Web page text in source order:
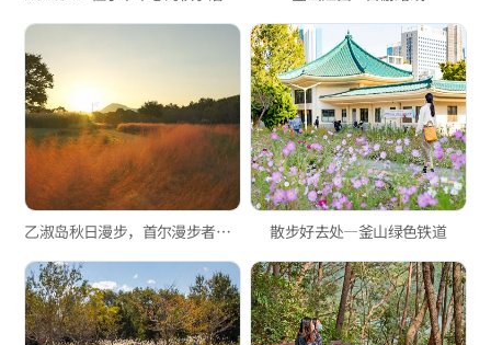
乙淑岛秋日漫步，首尔漫步者的釜山旅行 散步好去处—釜山绿色铁道